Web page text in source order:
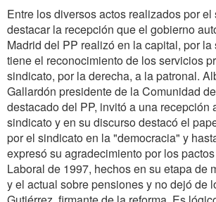
Entre los diversos actos realizados por
destacar la recepción que el gobierno
Madrid del PP realizó en la capital, por
tiene el reconocimiento de los servicios
sindicato, por la derecha, a la patronal.
Gallardón presidente de la Comunidad
destacado del PP, invitó a una recepción
sindicato y en su discurso destacó el
por el sindicato en la "democracia" y
expresó su agradecimiento por los
Laboral de 1997, hechos en su etapa de
y el actual sobre pensiones y no dejó de